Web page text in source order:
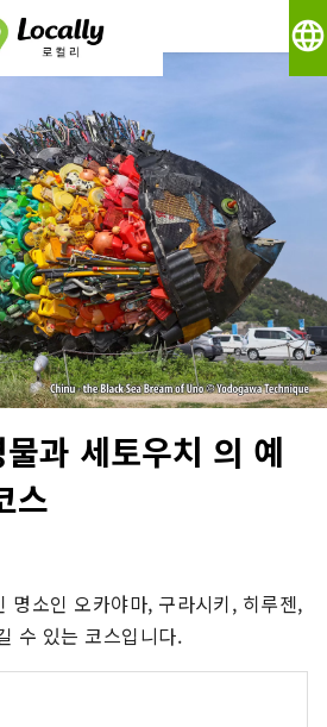
language
과 세토우치 의 예
스
명소인 오카야마, 구라시키, 히루젠,
수 있는 코스입니다.